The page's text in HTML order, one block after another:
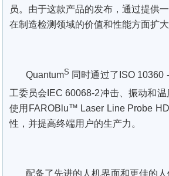
员。由于这款产品的发布，通过提供
在制造检测领域的价值和性能方面扩大
QuantumS 同时通过了ISO
工委员会IEC 60068-2冲击、振动和
使用FAROBlu™ Laser Line Probe
性，并提高终端用户的生产力。
配备了先进的人机界面和更佳的